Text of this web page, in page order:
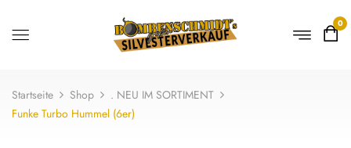
0
Startseite Shop
. NEU IM SORTIMENT
Funke Turbo Hummel (6er)